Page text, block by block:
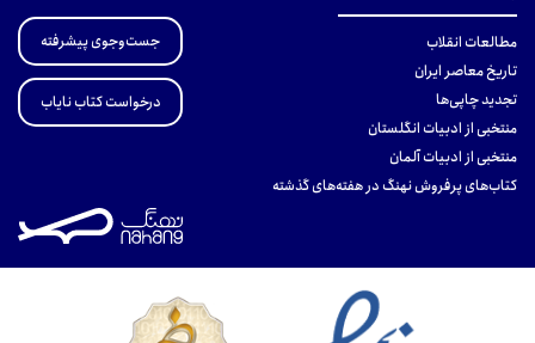
مطالعات انقلاب
تاریخ معاصر ایران
تجدید چاپی‌ها
منتخبی از ادبیات انگلستان
منتخبی از ادبیات آلمان
کتاب‌های پرفروش نهنگ در هفته‌های گذشته
جست‌وجوی پیشرفته
درخواست کتاب نایاب